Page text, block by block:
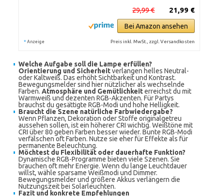
21,99 €
29,99 €
Bei Amazon ansehen
* Anzeige Preis inkl. MwSt., zzgl. Versandkosten
Welche Aufgabe soll die Lampe erfüllen?
Orientierung und Sicherheitverlangen helles Neutral-
oder Kaltweiß. Das erhöht Sichtbarkeit und Kontrast.
Bewegungsmelder sind hier nützlicher als wechselnde
Farben. Atmosphäre und Gemütlichkeiterreichst du mit
Warmweiß und dezenten RGB-Akzenten. Für Partys
brauchst du gesättigte RGB-Modi und hohe Helligkeit.
Braucht die Szene natürliche Farbwiedergabe?
Wenn Pflanzen, Dekoration oder Stoffe originalgetreu
aussehen sollen, ist ein höherer CRI wichtig. Weißtöne mit
CRI über 80 geben Farben besser wieder. Bunte RGB-Modi
verfälschen oft Farben. Nutze sie eher für Effekte als für
permanente Beleuchtung.
Möchtest du Flexibilität oder dauerhafte Funktion?
Dynamische RGB-Programme bieten viele Szenen. Sie
brauchen oft mehr Energie. Wenn du lange Leuchtdauer
willst, wähle sparsame Weißmodi und Dimmer.
Bewegungsmelder und größere Akkus verlängern die
Nutzungszeit bei Solarleuchten.
Fazit und konkrete Empfehlungen